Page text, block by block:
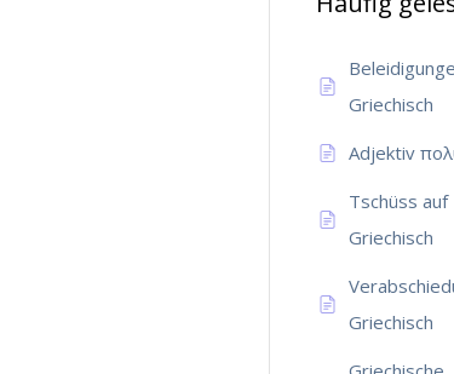
Griechisch
Adjektiv
Tschüss auf
Griechisch
Griechisch